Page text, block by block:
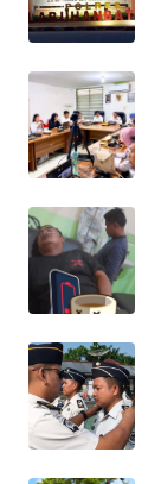
WAHANA
UMKM
WAHANA
SELEB
PERSONA
WAHANA
OTOMOTIF
WAHANA
HEALTH
WAHANA